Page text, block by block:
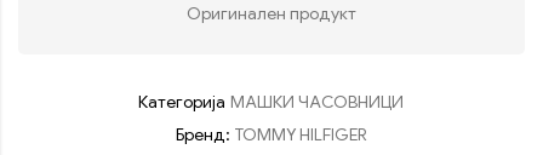
Оригинален продукт
Категорија МАШКИ ЧАСОВНИЦИ
Бренд: TOMMY HILFIGER